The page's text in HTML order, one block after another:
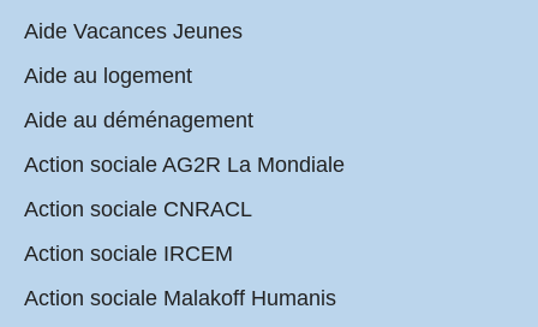
Aide Vacances Jeunes
Aide au logement
Aide au déménagement
Action sociale AG2R La Mondiale
Action sociale CNRACL
Action sociale IRCEM
Action sociale Malakoff Humanis